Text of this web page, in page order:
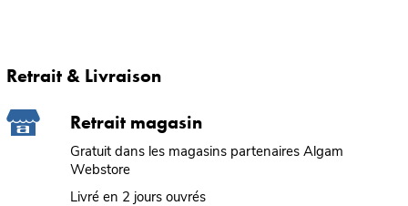
Retrait & Livraison
Retrait magasin
Gratuit dans les magasins partenaires Algam
Webstore
Livré en 2 jours ouvrés